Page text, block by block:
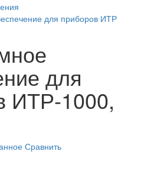
для приборов ИТР
для
ИТР-1000,
Сравнить